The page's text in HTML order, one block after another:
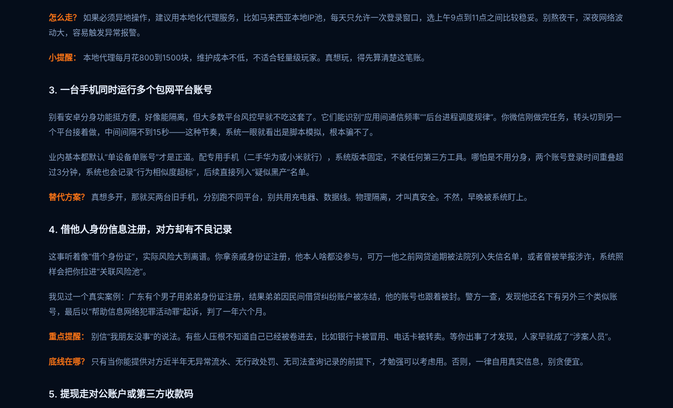
怎么走？
如果必须异地操作，建议用本地化代理服务，比如马来西亚本地IP池，每天只允许一次登录窗口，选上午9点到11点之间比较稳妥。别熬夜干，深夜网络波
动大，容易触发异常报警。
小提醒： 本地代理每月花800到1500块，维护成本不低，不适合轻量级玩家。真想玩，得先算清楚这笔账。
3. 一台手机同时运行多个包网平台账号
别看安卓分身功能挺方便，好像能隔离，但大多数平台风控早就不吃这套了。它们能识别“应用间通信频率”“后台进程调度规律”。你微信刚做完任务，转头切到另一
个平台接着做，中间间隔不到15秒——这种节奏，系统一眼就看出是脚本模拟，根本骗不了。
业内基本都默认“单设备单账号”才是正道。配专用手机（二手华为或小米就行），系统版本固定，不装任何第三方工具。哪怕是不用分身，两个账号登录时间重叠超
过3分钟，系统也会记录“行为相似度超标”，后续直接列入“疑似黑产”名单。
替代方案？ 真想多开，那就买两台旧手机，分别跑不同平台，别共用充电器、数据线。物理隔离，才叫真安全。不然，早晚被系统盯上。
4. 借他人身份信息注册，对方却有不良记录
这事听着像“借个身份证”，实际风险大到离谱。你拿亲戚身份证注册，他本人啥都没参与，可万一他之前网贷逾期被法院列入失信名单，或者曾被举报涉诈，系统照
样会把你拉进“关联风险池”。
我见过一个真实案例：广东有个男子用弟弟身份证注册，结果弟弟因民间借贷纠纷账户被冻结，他的账号也跟着被封。警方一查，发现他还名下有另外三个类似账
号，最后以“帮助信息网络犯罪活动罪”起诉，判了一年六个月。
重点提醒： 别信“我朋友没事”的说法。有些人压根不知道自己已经被卷进去，比如银行卡被冒用、电话卡被转卖。等你出事了才发现，人家早就成了“涉案人员”。
底线在哪？ 只有当你能提供对方近半年无异常流水、无行政处罚、无司法查询记录的前提下，才勉强可以考虑用。否则，一律自用真实信息，别贪便宜。
5. 提现走对公账户或第三方收款码